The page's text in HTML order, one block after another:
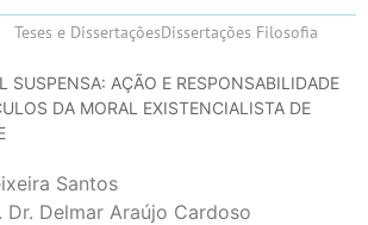
Teses e DissertaçõesDissertações Filosofia
SUSPENSA: AÇÃO E RESPONSABILIDADE
DA MORAL EXISTENCIALISTA DE
Santos
Dr. Delmar Araújo Cardoso